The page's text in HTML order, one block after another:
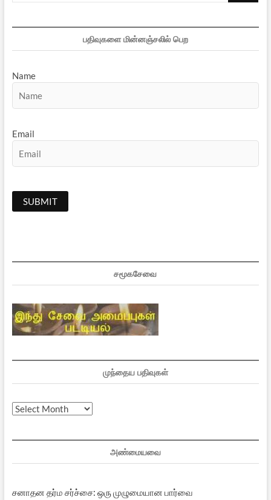
பதிவுகளை மின்னஞ்சலில் பெற
Name
Email
சமூகசேவை
முந்தைய பதிவுகள்
முந்தைய
அண்மையவை
சனாதன தர்ம சர்ச்சை: ஒரு முழுமையான பார்வை